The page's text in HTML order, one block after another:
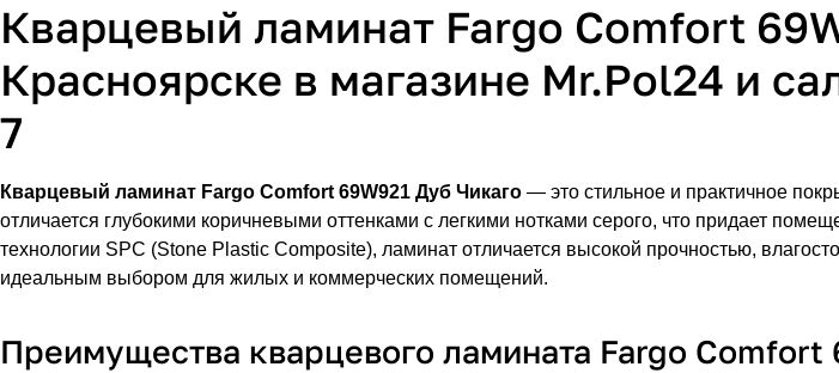
Кварцевый ламинат Fargo Comfort
Красноярске в магазине Mr.Pol24 и
7
Кварцевый ламинат Fargo Comfort 69W921 Дуб Чикаго — это стильное и практичное
отличается глубокими коричневыми оттенками с легкими нотками серого, что придает
технологии SPC (Stone Plastic Composite), ламинат отличается высокой прочностью,
идеальным выбором для жилых и коммерческих помещений.
Преимущества кварцевого ламината Fargo Comfort